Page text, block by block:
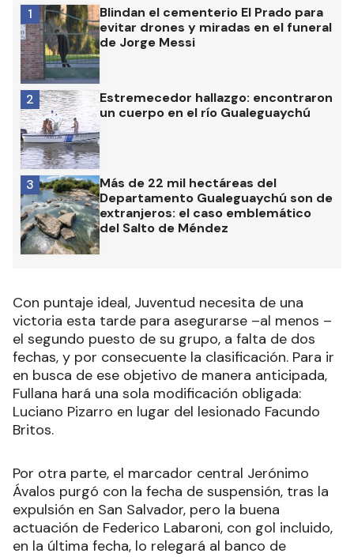
Blindan el cementerio El Prado para
evitar drones y miradas en el funeral
de Jorge Messi
1
Estremecedor hallazgo: encontraron
un cuerpo en el río Gualeguaychú
2
Más de 22 mil hectáreas del
Departamento Gualeguaychú son de
extranjeros: el caso emblemático
del Salto de Méndez
3
Con puntaje ideal, Juventud necesita de una
victoria esta tarde para asegurarse –al menos –
el segundo puesto de su grupo, a falta de dos
fechas, y por consecuente la clasificación. Para ir
en busca de ese objetivo de manera anticipada,
Fullana hará una sola modificación obligada:
Luciano Pizarro en lugar del lesionado Facundo
Britos.
Por otra parte, el marcador central Jerónimo
Ávalos purgó con la fecha de suspensión, tras la
expulsión en San Salvador, pero la buena
actuación de Federico Labaroni, con gol incluido,
en la última fecha, lo relegará al banco de